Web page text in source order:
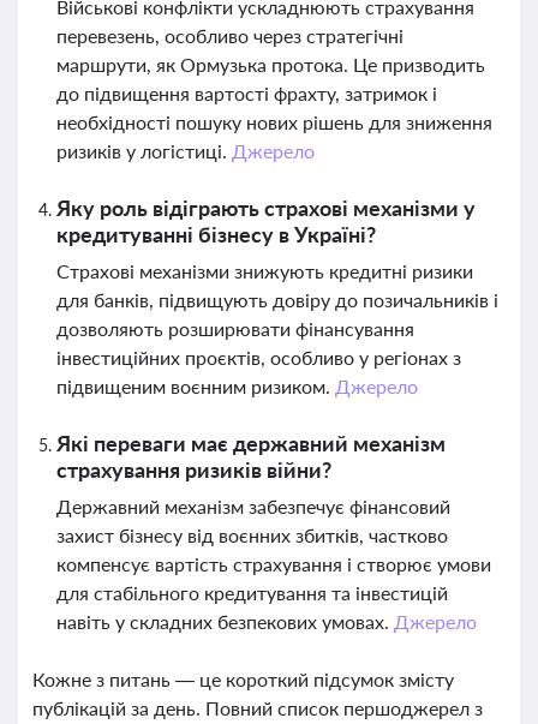
Військові конфлікти ускладнюють страхування
перевезень, особливо через стратегічні
маршрути, як Ормузька протока. Це призводить
до підвищення вартості фрахту, затримок і
необхідності пошуку нових рішень для зниження
ризиків у логістиці. Джерело
Яку роль відіграють страхові механізми у
кредитуванні бізнесу в Україні?
Страхові механізми знижують кредитні ризики
для банків, підвищують довіру до позичальників і
дозволяють розширювати фінансування
інвестиційних проєктів, особливо у регіонах з
підвищеним воєнним ризиком. Джерело
Які переваги має державний механізм
страхування ризиків війни?
Державний механізм забезпечує фінансовий
захист бізнесу від воєнних збитків, частково
компенсує вартість страхування і створює умови
для стабільного кредитування та інвестицій
навіть у складних безпекових умовах. Джерело
Кожне з питань — це короткий підсумок змісту
публікацій за день. Повний список першоджерел з